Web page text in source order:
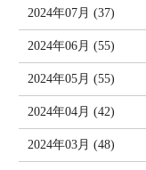
2024年07月 (37)
2024年06月 (55)
2024年05月 (55)
2024年04月 (42)
2024年03月 (48)